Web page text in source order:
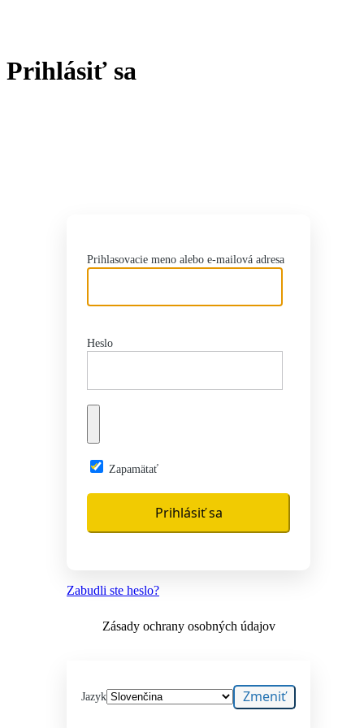
Prihlásiť sa
Prihlasovacie meno alebo e-mailová adresa
Heslo
Zapamätať
Zabudli ste heslo?
Zásady ochrany osobných údajov
Jazyk